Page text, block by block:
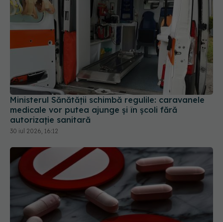
Ministerul Sănătății schimbă regulile: caravanele
medicale vor putea ajunge și în școli fără
autorizație sanitară
30 iul 2026, 16:12